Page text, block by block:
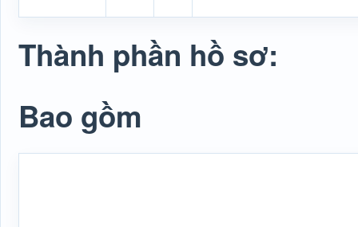
Thành phần hồ sơ:
Bao gồm